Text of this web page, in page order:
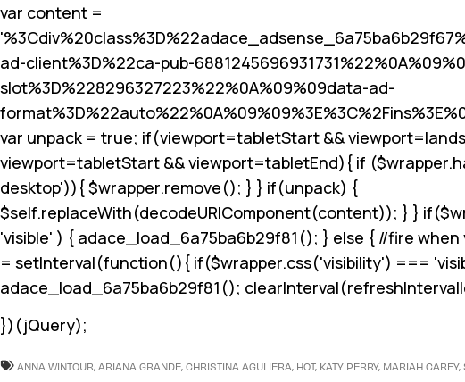
var content =
ad-client%3D%22ca-pub-
slot%3D%228296327223%22%0A%09%09data-ad-
var unpack = true; if(viewport=tabletStart && viewport
viewport=tabletStart && viewport=tabletEnd){ if
desktop')){ $wrapper.remove(); } } if(unpack) {
$self.replaceWith(decodeURIComponent(content)); } }
'visible' ) { adace_load_6a75ba6b29f81(); } else { //fire when
= setInterval(function(){ if($wrapper.css('visibility') ===
adace_load_6a75ba6b29f81();
})(jQuery);
ANNA WINTOUR, ARIANA GRANDE, CHRISTINA AGULIERA, HOT, KATY PERRY, MARIAH CAREY,